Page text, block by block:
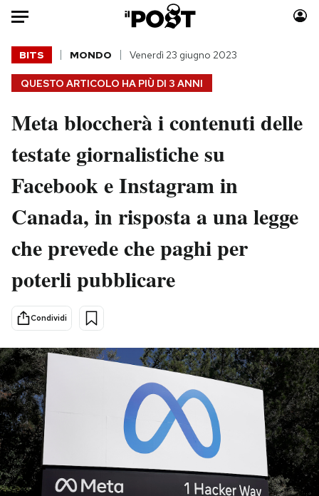
Auto
HOME
Italia
Politica
Tecnologia
Scienza
Economia
Sport
Moda
Consumismi
Storie/Idee
Media
Europa
Altrecose
PODCAST
NEWSLETTER
I MIEI PREFERITI
SHOP
QUESTO ARTICOLO HA PIÙ DI 3 ANNI
BITS MONDO Venerdì 23 giugno 2023
Meta bloccherà i contenuti delle
testate giornalistiche su
Facebook e Instagram in
Canada, in risposta a una legge
che prevede che paghi per
poterli pubblicare
Condividi